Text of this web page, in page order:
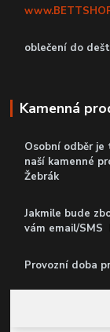
oblečení do
Kamenná
Osobní odběr je
naší kamenné
Žebrák
Jakmile bude
vám email/
Provozní doba